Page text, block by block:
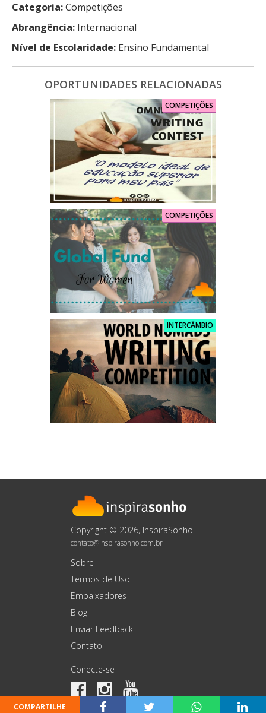
Categoria:Competições
Abrangência: Internacional
Nível de Escolaridade: Ensino Fundamental
COMPARTILHE
OPORTUNIDADES RELACIONADAS
COMPETIÇÕES
COMPETIÇÕES
INTERCÂMBIO
Copyright © 2026, InspiraSonho
contato@inspirasonho.com.br
Sobre
Termos de Uso
Embaixadores
Blog
Enviar Feedback
Contato
Conecte-se